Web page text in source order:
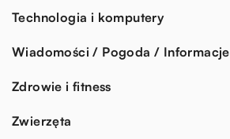
Technologia i komputery
Wiadomości / Pogoda / Informacje
Zdrowie i fitness
Zwierzęta